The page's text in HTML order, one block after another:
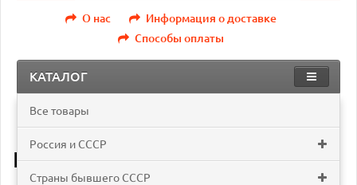
О нас
Информация о доставке
Способы оплаты
КАТАЛОГ
Все товары
Россия и СССР
Страны бывшего СССР
Приднестровье